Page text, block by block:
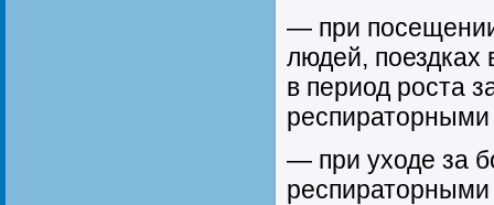
— при
людей, поездках
в период роста
— при уходе за